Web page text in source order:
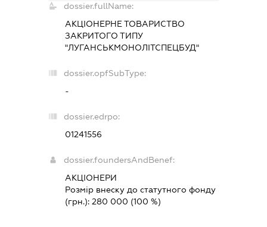
dossier.fullName:
АКЦІОНЕРНЕ ТОВАРИСТВО
ЗАКРИТОГО ТИПУ
"ЛУГАНСЬКМОНОЛІТСПЕЦБУД"
dossier.opfSubType:
-
dossier.edrpo:
01241556
dossier.foundersAndBenef:
АКЦІОНЕРИ
Розмір внеску до статутного фонду
(грн.): 280 000 (100 %)